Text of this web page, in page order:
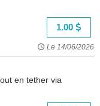
1.00
Le 14/06/2026
en tether via